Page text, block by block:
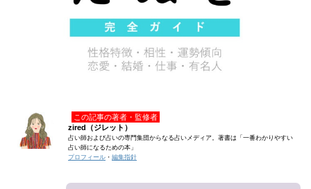
この記事の著者・監修者
zired（ジレット）
占い師および占いの専門集団からなる占いメディア。著書は「一番わかりやすい
占い師になるための本」
プロフィール ・ 編集指針